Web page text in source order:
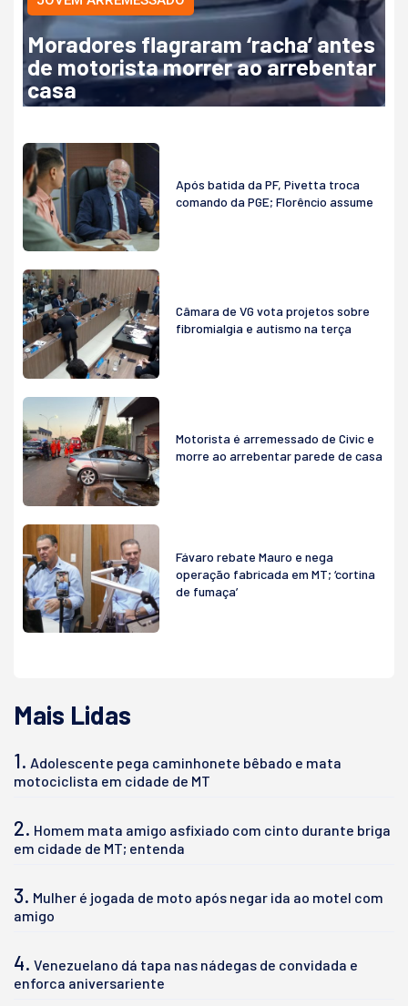
Moradores flagraram ‘racha’ antes
de motorista morrer ao arrebentar
casa
Após batida da PF, Pivetta troca
comando da PGE; Florêncio assume
Câmara de VG vota projetos sobre
fibromialgia e autismo na terça
Motorista é arremessado de Civic e
morre ao arrebentar parede de casa
Fávaro rebate Mauro e nega
operação fabricada em MT; ‘cortina
de fumaça’
Mais Lidas
1. Adolescente pega caminhonete bêbado e mata
motociclista em cidade de MT
2. Homem mata amigo asfixiado com cinto durante briga
em cidade de MT; entenda
3. Mulher é jogada de moto após negar ida ao motel com
amigo
4. Venezuelano dá tapa nas nádegas de convidada e
enforca aniversariente